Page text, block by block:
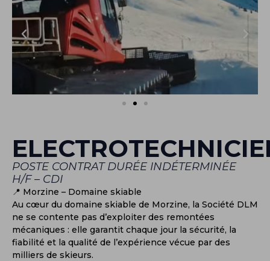
POSTE CONTRAT DURÉE INDÉTERMINÉE
H/F – CDI
📍 Morzine – Domaine skiable
Au cœur du domaine skiable de Morzine, la Société DLM
ne se contente pas d’exploiter des remontées
mécaniques : elle garantit chaque jour la sécurité, la
fiabilité et la qualité de l’expérience vécue par des
milliers de skieurs.